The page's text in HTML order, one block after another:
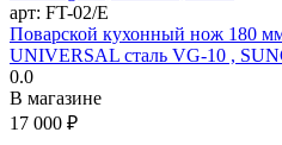
арт: FT-02/E
Поварской кухонный нож 180
UNIVERSAL сталь VG-10 ,
0.0
В магазине
17 000 ₽